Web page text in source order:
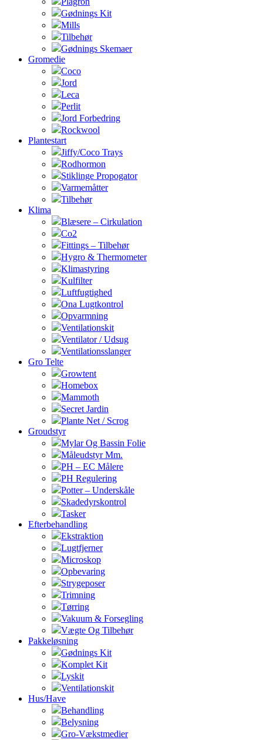
Gødnings Kit
Mills
Tilbehør
Gødnings Skemaer
Gromedie
Coco
Jord
Leca
Perlit
Jord Forbedring
Rockwool
Plantestart
Jiffy/Coco Trays
Rodhormon
Stiklinge Propogator
Varmemåtter
Tilbehør
Klima
Blæsere – Cirkulation
Co2
Fittings – Tilbehør
Hygro & Thermometer
Klimastyring
Kulfilter
Luftfugtighed
Ona Lugtkontrol
Opvarmning
Ventilationskit
Ventilator / Udsug
Ventilationsslanger
Gro Telte
Growtent
Homebox
Mammoth
Secret Jardin
Plante Net / Scrog
Groudstyr
Mylar Og Bassin Folie
Måleudstyr Mm.
PH – EC Målere
PH Regulering
Potter – Underskåle
Skadedyrskontrol
Tasker
Efterbehandling
Ekstraktion
Lugtfjerner
Microskop
Opbevaring
Strygeposer
Trimning
Tørring
Vakuum & Forsegling
Vægte Og Tilbehør
Pakkeløsning
Gødnings Kit
Komplet Kit
Lyskit
Ventilationskit
Hus/Have
Behandling
Belysning
Gro-Vækstmedier